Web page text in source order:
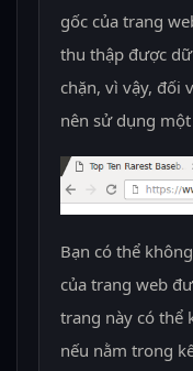
gốc của trang
thu thập được
chặn, vì vậy, đối
nên sử dụng
Bạn có thể
của trang web
trang này có thể
nếu nằm trong